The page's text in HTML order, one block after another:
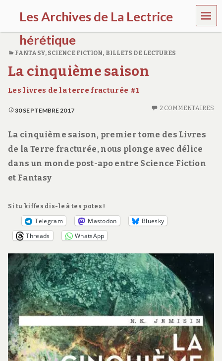
Les Archives de La Lectrice
hérétique
2
0
0
-
2
2
)
MEN
U
FANTASY, SCIENCE FICTION, BILLETS DE LECTURES
La cinquième saison
Les livres de la terre fracturée #1
30 SEPTEMBRE 2017 2 COMMENTAIRES
La cinquième saison, premier tome des Livres
de la Terre fracturée, nous plonge avec délice
dans un monde post-apo entre Science Fiction
et Fantasy
Si tu kiffes dis-le à tes potes !
Telegram Mastodon
Bluesky
Threads
WhatsApp